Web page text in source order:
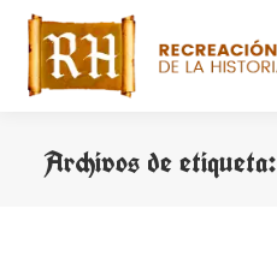
Archivos de etiqueta: